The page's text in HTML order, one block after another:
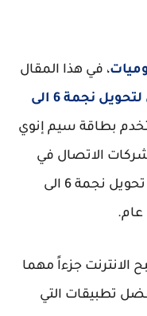
، في هذا المقال
تطبيق لتحويل نجمة 6 الى
بطاقة سيم إنوي
الاتصال في
المغرب، حيث يوفر لك هذا تطبيق تحويل نجمة 6 الى
الانترنت جزءاً مهما
تطبيقات التي